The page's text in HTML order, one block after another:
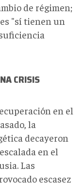
de régimen;
"sí tienen un
CRISIS
en el
la
decayeron
en el
Las
escasez